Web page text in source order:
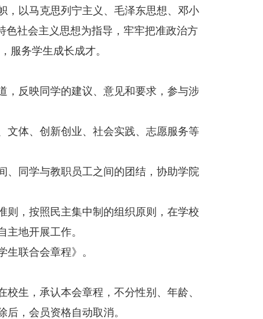
以马克思列宁主义、毛泽东思想、邓小
色社会主义思想为指导，牢牢把准政治方
服务学生成长成才。
反映同学的建议、意见和要求，参与涉
体、创新创业、社会实践、志愿服务等
同学与教职员工之间的团结，协助学院
，按照民主集中制的组织原则，在学校
地开展工作。
联合会章程》。
生，承认本会章程，不分性别、年龄、
，会员资格自动取消。